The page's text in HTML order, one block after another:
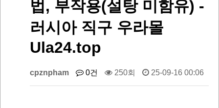
법, 부작용(설탕 미함유) -
러시아 직구 우라몰
Ula24.top
cpznpham 0건 250회 25-09-16 00:06